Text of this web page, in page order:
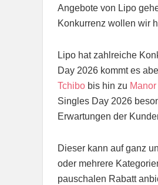
Angebote von Lipo
Konkurrenz wollen wir
Lipo hat zahlreiche
Day 2026 kommt es
Tchibo bis hin zu Manor
Singles Day 2026
Erwartungen der
Dieser kann auf ganz
oder mehrere
pauschalen Rabatt